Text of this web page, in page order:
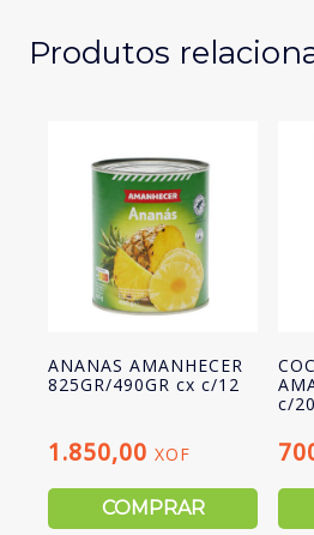
Produtos
ANANAS AMANHECER
825GR/490GR cx c/12
1.850,00 XOF
COMPRAR
c/20